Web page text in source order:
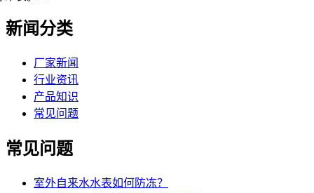
新闻分类
厂家新闻
行业资讯
产品知识
常见问题
常见问题
室外自来水水表如何防冻？